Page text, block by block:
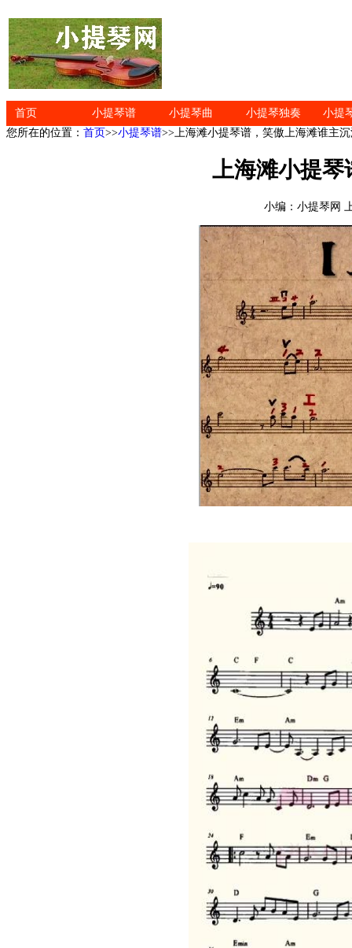
首页 小提琴谱 小提琴曲 小提琴独奏
小提
您所在的位置： 首页>>小提琴谱>>上海滩小提琴谱，笑傲上海滩谁主
上海滩小提琴
小编：小提琴网